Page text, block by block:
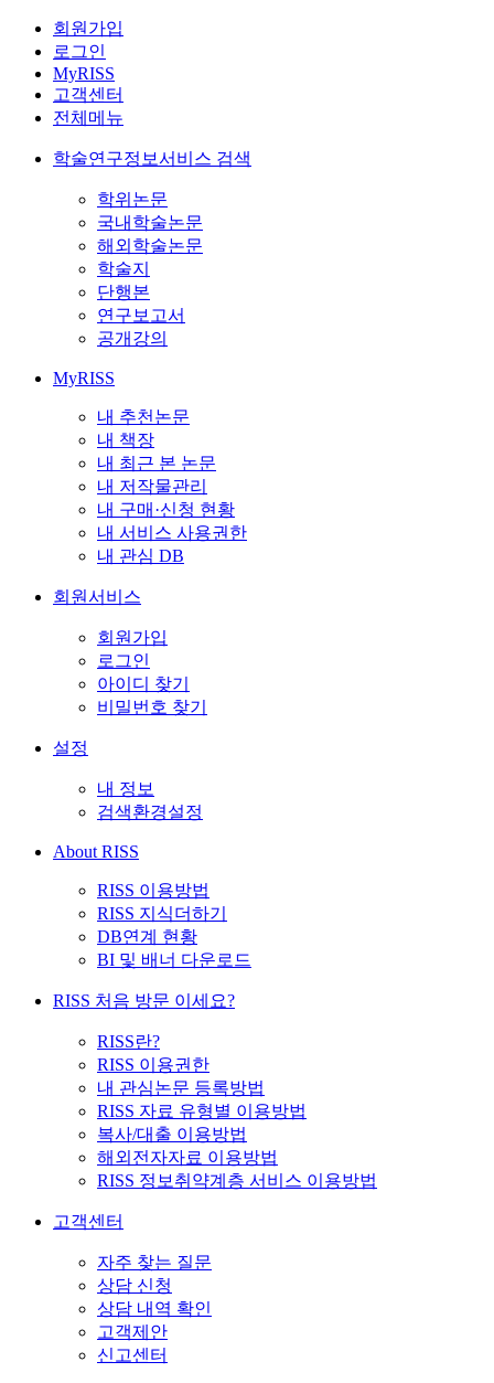
회원가입
로그인
MyRISS
고객센터
전체메뉴
학술연구정보서비스 검색
학위논문
국내학술논문
해외학술논문
학술지
단행본
연구보고서
공개강의
MyRISS
내 추천논문
내 책장
내 최근 본 논문
내 저작물관리
내 구매·신청 현황
내 서비스 사용권한
내 관심 DB
회원서비스
회원가입
로그인
아이디 찾기
비밀번호 찾기
설정
내 정보
검색환경설정
About RISS
RISS 이용방법
RISS 지식더하기
DB연계 현황
BI 및 배너 다운로드
RISS 처음 방문 이세요?
RISS란?
RISS 이용권한
내 관심논문 등록방법
RISS 자료 유형별 이용방법
복사/대출 이용방법
해외전자자료 이용방법
RISS 정보취약계층 서비스 이용방법
고객센터
자주 찾는 질문
상담 신청
상담 내역 확인
고객제안
신고센터